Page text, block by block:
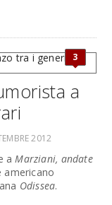
3
a
2012
aMarziani, andate
americano
Odissea.